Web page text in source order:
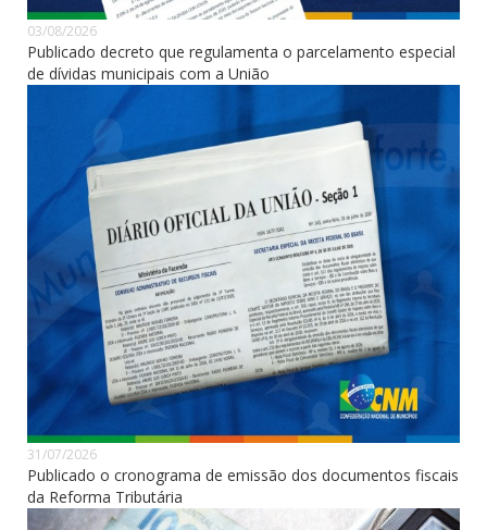
03/08/2026
Publicado decreto que regulamenta o parcelamento especial
de dívidas municipais com a União
31/07/2026
Publicado o cronograma de emissão dos documentos fiscais
da Reforma Tributária